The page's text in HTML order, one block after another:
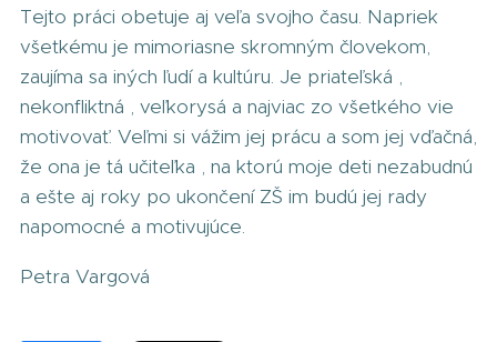
Tejto práci obetuje aj veľa svojho času. Napriek
všetkému je mimoriasne skromným človekom,
zaujíma sa iných ľudí a kultúru. Je priateľská ,
nekonfliktná , veľkorysá a najviac zo všetkého vie
motivovať. Veľmi si vážim jej prácu a som jej vďačná,
že ona je tá učiteľka , na ktorú moje deti nezabudnú
a ešte aj roky po ukončení ZŠ im budú jej rady
napomocné a motivujúce.
Petra Vargová